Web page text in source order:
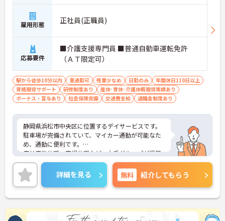
雇用形態 正社員(正職員)
応募要件
■介護支援専門員 ■普通自動車運転免許
（ＡＴ限定可）
駅から徒歩10分以内 車通勤可 残業少なめ 日勤のみ
年間休日110日以上
資格取得サポート
研修制度あり
産休･育休･介護休暇取得実績あり
ボーナス・賞与あり
社会保険完備 交通費支給 退職金制度あり
静岡県浜松市中央区に位置するデイサービスです。
駐車場が完備されていて、マイカー通勤が可能なた
め、通勤に便利です。
産前産後休暇、育児休暇など、大手グループが運営
する施設のため、福利厚生も非常に充実しておりま
す！
未経験の方でも丁寧に指導・研修制度も整っており
ますので安心して働ける環境です。
ご興味をお持ちの方には、詳細の情報や面接のポイ
ントをお伝えしますのでお気軽にお問い合わせくだ
さい。
詳細を見る 無料 紹介してもらう